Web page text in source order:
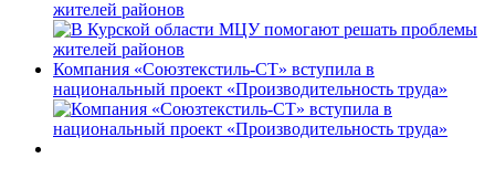
жителей районов
Компания «Союзтекстиль-СТ» вступила в
национальный проект «Производительность труда»